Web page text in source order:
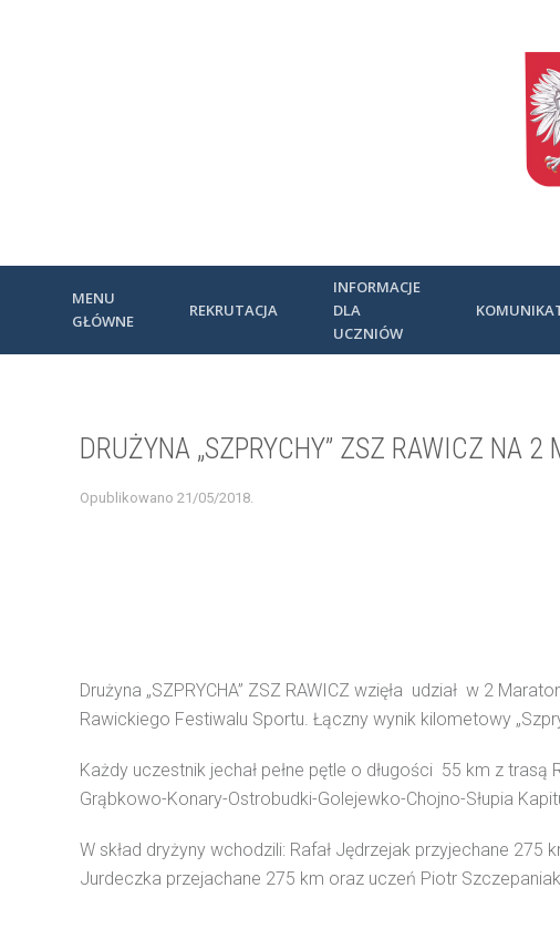
MENU
GŁÓWNE
REKRUTACJA
INFORMACJE
DLA
UCZNIÓW
DRUŻYNA „SZPRYCHY” ZSZ RAWICZ NA 2
Opublikowano 21/05/2018.
Drużyna „SZPRYCHA” ZSZ RAWICZ wzięła udział w 2
Rawickiego Festiwalu Sportu. Łączny wynik kilometowy
Każdy uczestnik jechał pełne pętle o długości 55 km z trasą
Grąbkowo-Konary-Ostrobudki-Golejewko-Chojno-Słupia
W skład dryżyny wchodzili: Rafał Jędrzejak przyjechane
Jurdeczka przejachane 275 km oraz uczeń Piotr